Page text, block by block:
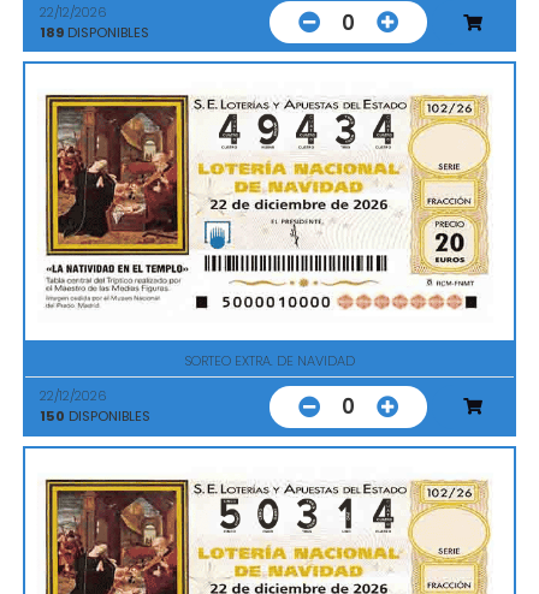
22/12/2026
189 DISPONIBLES 0
SORTEO EXTRA. DE NAVIDAD
22/12/2026
150 DISPONIBLES 0